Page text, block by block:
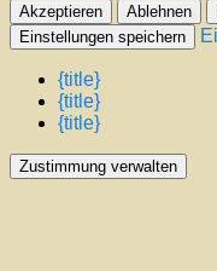
Akzeptieren Ablehnen
Einstellungen speichern
{title}
{title}
{title}
Zustimmung verwalten